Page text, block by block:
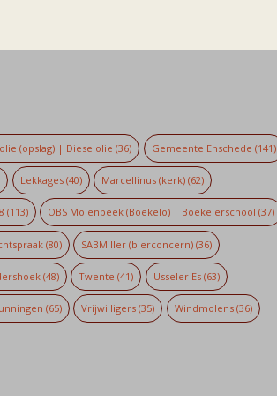
(opslag) | Dieselolie (36) Gemeente Enschede (141)
Lekkages(40) Marcellinus (kerk) (62)
(113) OBS Molenbeek (Boekelo) | Boekelerschool (37)
(80) SABMiller (bierconcern) (36)
(48) Twente (41) Usseler Es(63)
(65) Vrijwilligers (35) Windmolens(36)